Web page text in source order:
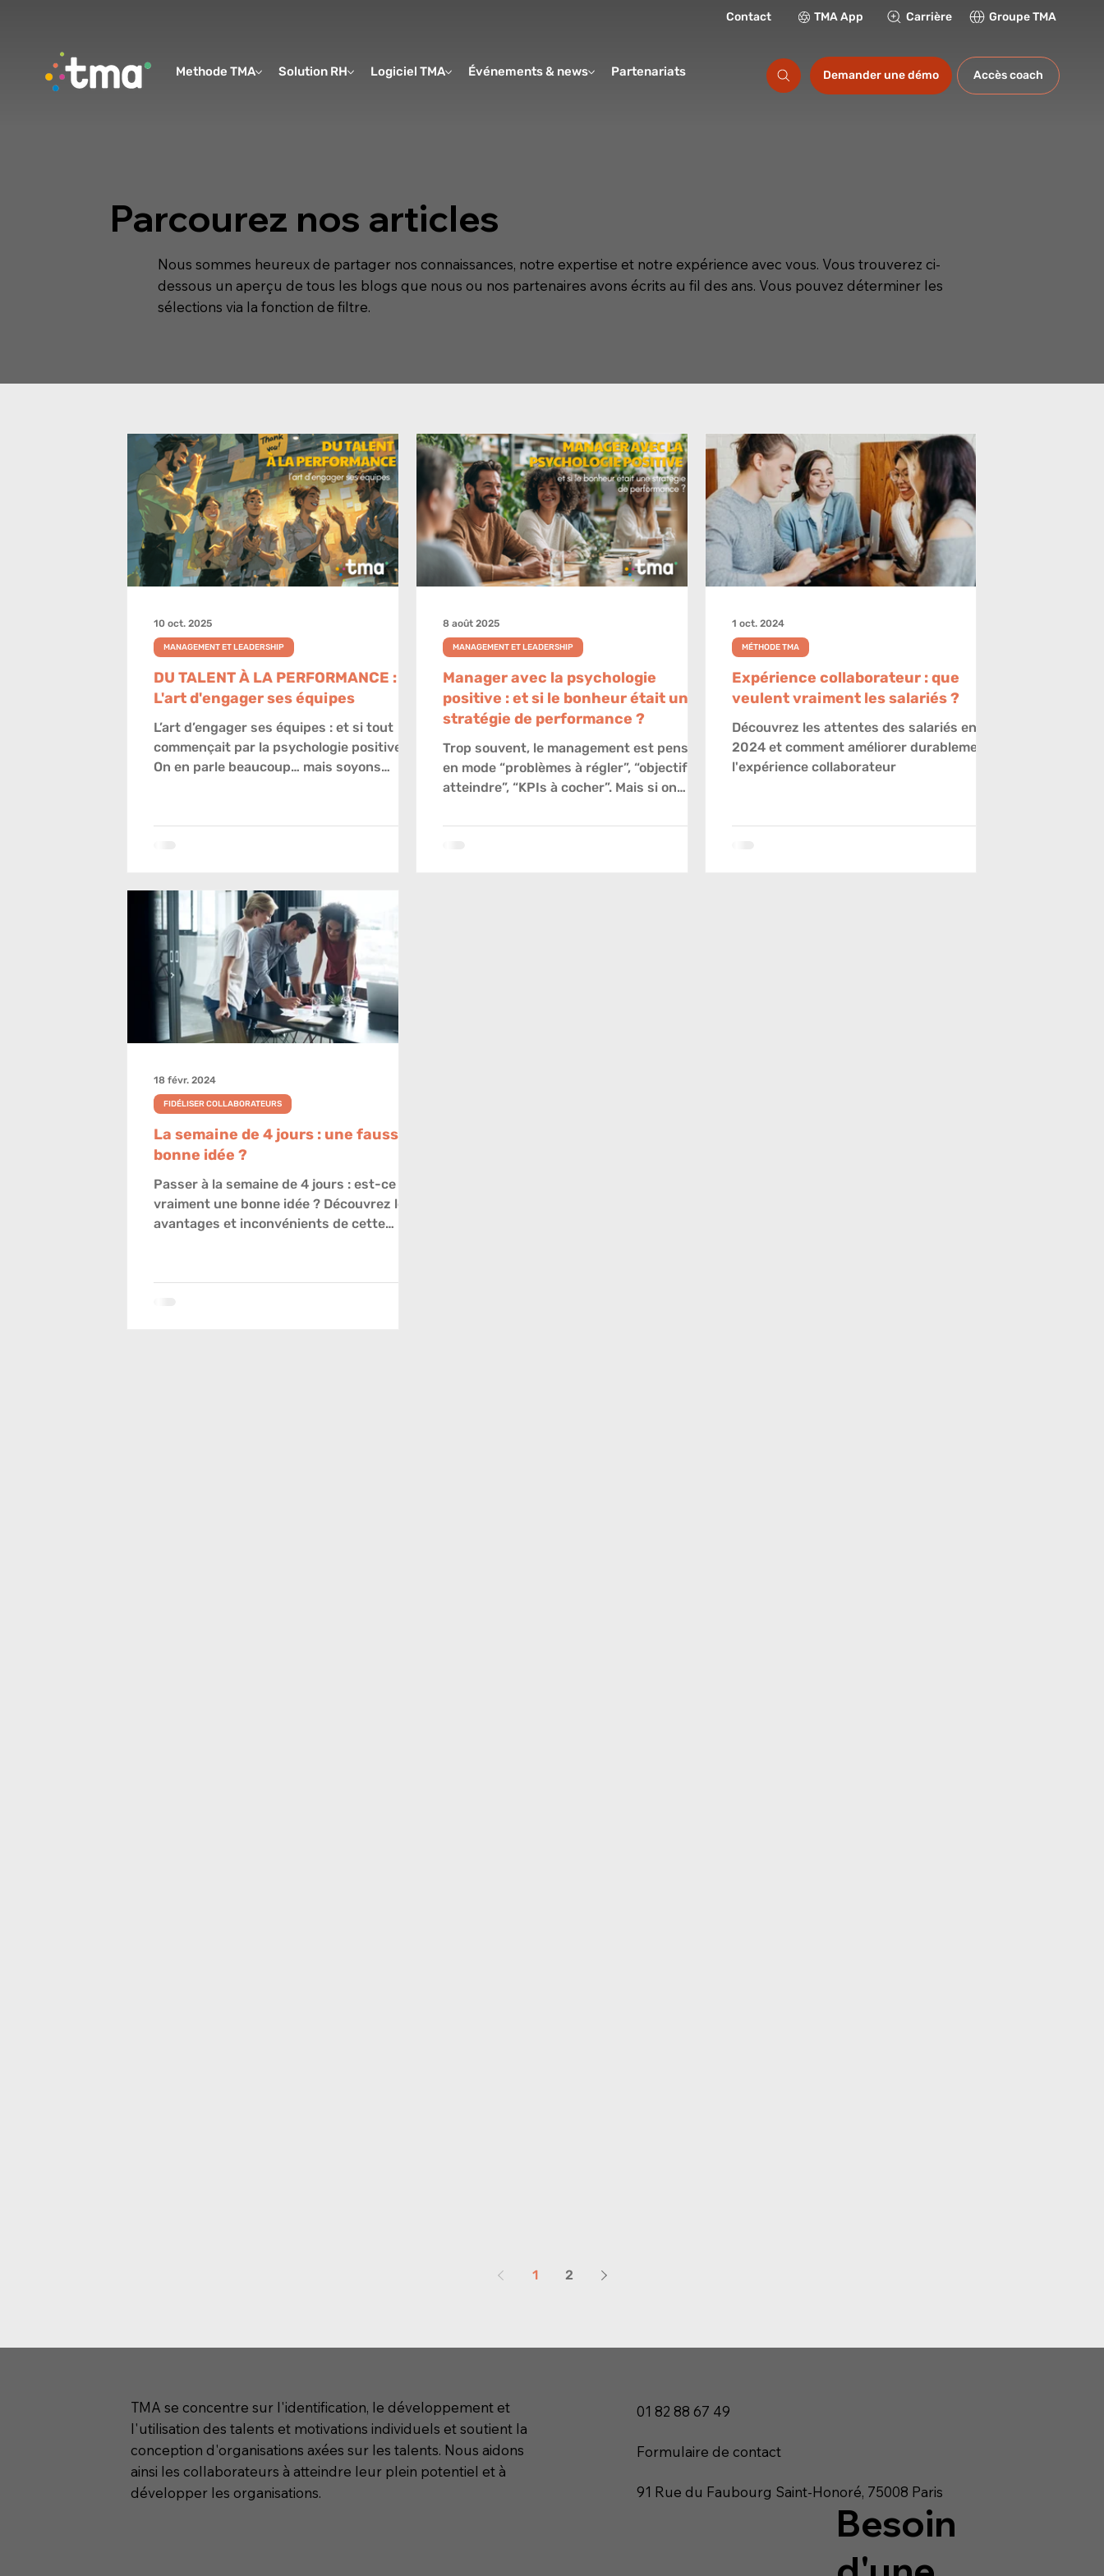
Methode TMA Solution RH Logiciel TMA Événements & news Partenariats Formations
Contact TMA App Carrière Groupe TMA
Demander une démo Accès coach
Parcourez nos articles
Nous sommes heureux de partager nos connaissances, notre expertise et notre expérience avec vous. Vous trouverez ci-
dessous un aperçu de tous les blogs que nous ou nos partenaires avons écrits au fil des ans. Vous pouvez déterminer les
sélections via la fonction de filtre.
DU TALENT À LA PERFORMANCE :
L'art d'engager ses équipes
L’art d’engager ses équipes : et si tout
commençait par la psychologie positive ?
On en parle beaucoup… mais soyons
MANAGEMENT ET LEADERSHIP
10 oct. 2025
Manager avec la psychologie
positive : et si le bonheur était une
stratégie de performance ?
Trop souvent, le management est pensé
en mode “problèmes à régler”, “objectifs à
atteindre”, “KPIs à cocher”. Mais si on
MANAGEMENT ET LEADERSHIP
8 août 2025
Expérience collaborateur : que
veulent vraiment les salariés ?
Découvrez les attentes des salariés en
2024 et comment améliorer durablement
l'expérience collaborateur
MÉTHODE TMA
1 oct. 2024
La semaine de 4 jours : une fausse
bonne idée ?
Passer à la semaine de 4 jours : est-ce
vraiment une bonne idée ? Découvrez les
avantages et inconvénients de cette
FIDÉLISER COLLABORATEURS
18 févr. 2024
1 2
TMA se concentre sur l'identification, le développement et
l'utilisation des talents et motivations individuels et soutient la
conception d'organisations axées sur les talents. Nous aidons
ainsi les collaborateurs à atteindre leur plein potentiel et à
développer les organisations.
01 82 88 67 49
Formulaire de contact
91 Rue du Faubourg Saint-Honoré, 75008 Paris
Besoin